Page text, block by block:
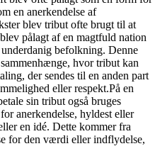
en anerkendelse af
blev tribut ofte brugt til at
pålagt af en magtfuld nation
befolkning. Denne
hvor tribut kan
der sendes til en anden part
eller respekt.På en
sin tribut også bruges
anerkendelse, hyldest eller
en idé. Dette kommer fra
for den værdi eller indflydelse,